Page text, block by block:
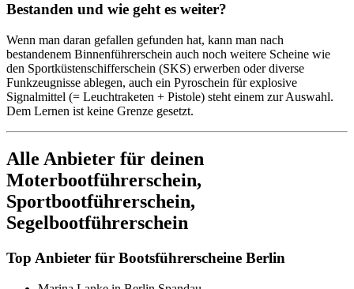
Bestanden und wie geht es weiter?
Wenn man daran gefallen gefunden hat, kann man nach
bestandenem Binnenführerschein auch noch weitere Scheine wie
den Sportküstenschifferschein (SKS) erwerben oder diverse
Funkzeugnisse ablegen, auch ein Pyroschein für explosive
Signalmittel (= Leuchtraketen + Pistole) steht einem zur Auswahl.
Dem Lernen ist keine Grenze gesetzt.
Alle Anbieter für deinen
Moterbootführerschein,
Sportbootführerschein,
Segelbootführerschein
Top Anbieter für Bootsführerscheine Berlin